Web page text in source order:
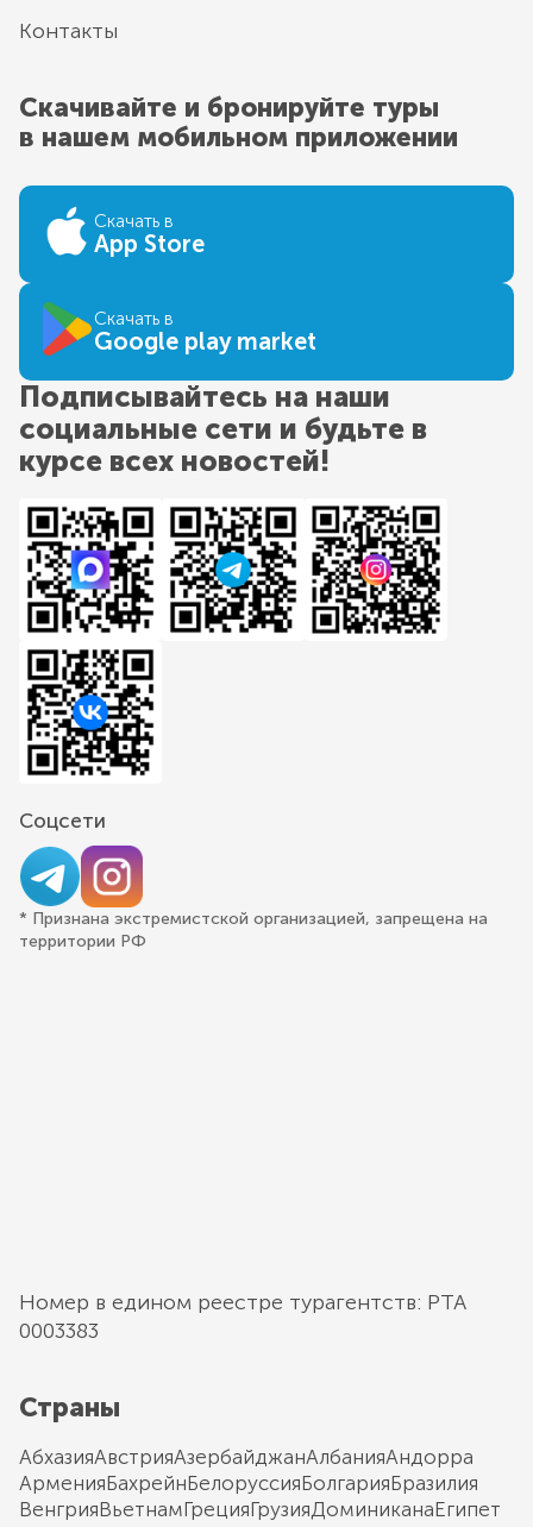
Контакты
Скачивайте и бронируйте туры
в нашем мобильном приложении
Скачать в
App Store
Скачать в
Google play market
Подписывайтесь на наши
социальные сети и будьте в
курсе всех новостей!
Соцсети
* Признана экстремистской организацией, запрещена на
территории РФ
Номер в едином реестре турагентств: РТА
0003383
Страны
АбхазияАвстрияАзербайджанАлбанияАндорра
АрменияБахрейнБелоруссияБолгарияБразилия
ВенгрияВьетнамГрецияГрузияДоминиканаЕгипет